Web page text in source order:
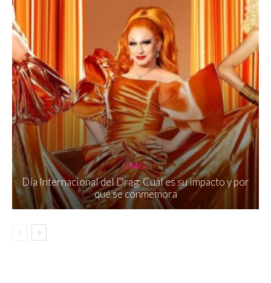
DRAG
Día Internacional del Drag: Cuál es su impacto y por
qué se conmemora